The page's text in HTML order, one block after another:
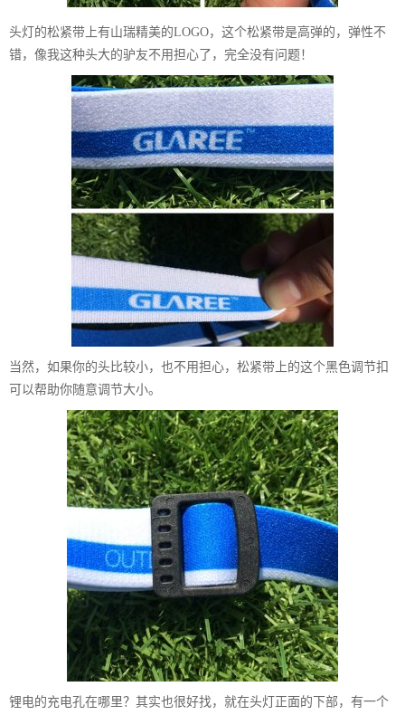
头灯的松紧带上有山瑞精美的LOGO，这个松紧带是高弹的，弹性不
错，像我这种头大的驴友不用担心了，完全没有问题！
当然，如果你的头比较小，也不用担心，松紧带上的这个黑色调节扣
可以帮助你随意调节大小。
锂电的充电孔在哪里？其实也很好找，就在头灯正面的下部，有一个